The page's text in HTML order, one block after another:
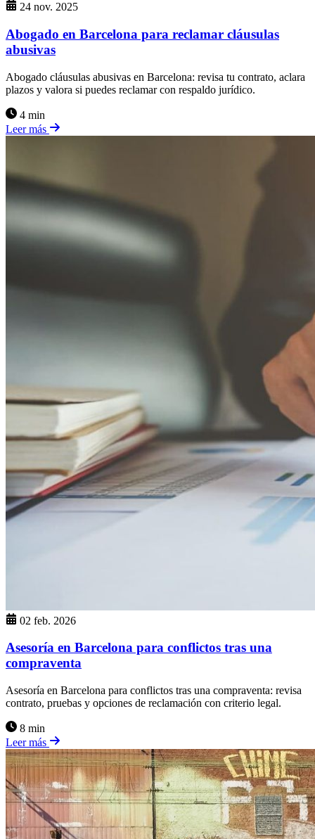
24 nov. 2025
Abogado en Barcelona para reclamar cláusulas
abusivas
Abogado cláusulas abusivas en Barcelona: revisa tu contrato, aclara
plazos y valora si puedes reclamar con respaldo jurídico.
4 min
Leer más
02 feb. 2026
Asesoría en Barcelona para conflictos tras una
compraventa
Asesoría en Barcelona para conflictos tras una compraventa: revisa
contrato, pruebas y opciones de reclamación con criterio legal.
8 min
Leer más